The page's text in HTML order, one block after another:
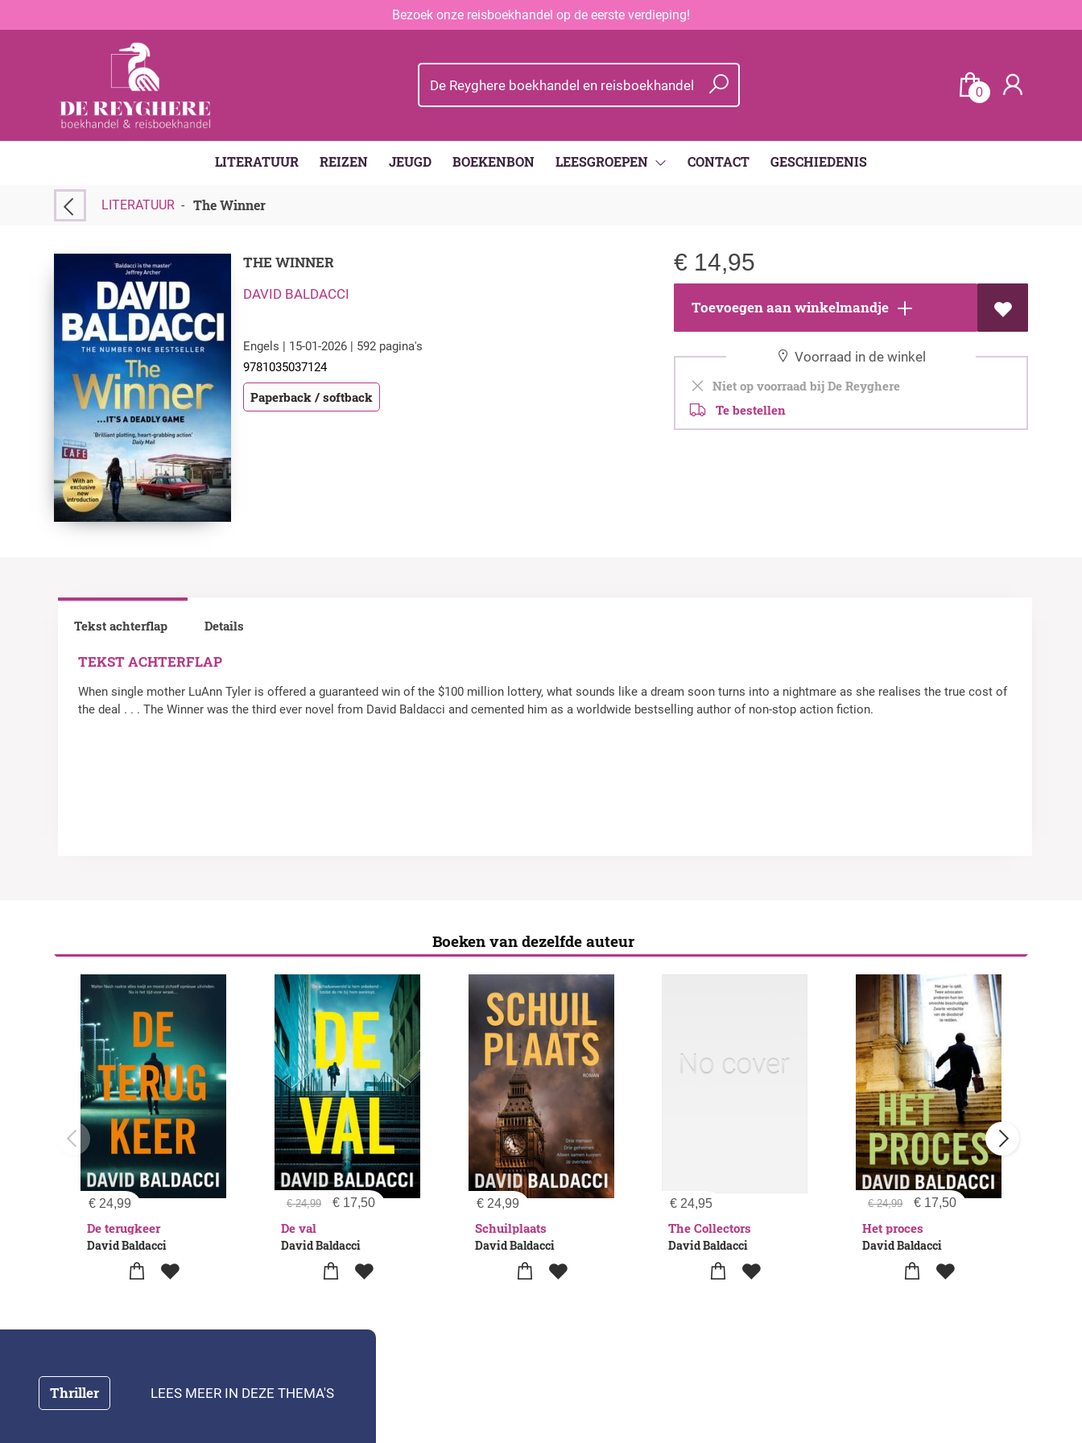
Bezoek onze reisboekhandel op de eerste verdieping!
0
LITERATUUR REIZEN JEUGD BOEKENBON LEESGROEPEN CONTACT GESCHIEDENIS
LITERATUUR - The Winner
THE WINNER
DAVID BALDACCI
Engels | 15-01-2026 | 592 pagina's
9781035037124
Paperback / softback
€ 14,95
Toevoegen aan winkelmandje
Voorraad in de winkel
Niet op voorraad bij De Reyghere
Te bestellen
Tekst achterflap
TEKST ACHTERFLAP
When single mother LuAnn Tyler is offered a guaranteed win of the $100 million lottery, what sounds like a dream soon turns into a nightmare as she realises the true cost of
the deal . . . The Winner was the third ever novel from David Baldacci and cemented him as a worldwide bestselling author of non-stop action fiction.
Details
Boeken van dezelfde auteur
€ 24,99
De terugkeer
David Baldacci
€24,99 €17,50
De val
David Baldacci
€24,99
Schuilplaats
David Baldacci
€ 24,95
The Collectors
David Baldacci
€24,99 € 17,50
Het proces
David Baldacci
Thriller LEES MEER IN DEZE THEMA'S